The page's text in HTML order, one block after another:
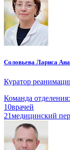
Соловьева Лариса
Куратор
Команда отделения:
10врачей
21медицинский